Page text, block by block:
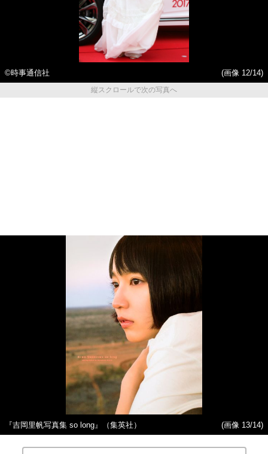
©時事通信社
(画像 12/14)
縦スクロールで次の写真へ
『吉岡里帆写真集 so long』（集英社） (画像 13/14)